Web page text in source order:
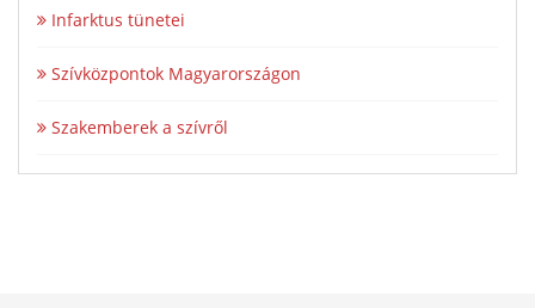
Infarktus tünetei
Szívközpontok Magyarországon
Szakemberek a szívről